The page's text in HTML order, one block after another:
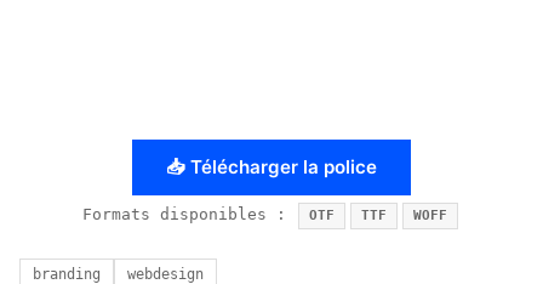
📥 Télécharger la police
Formats disponibles : OTF TTF WOFF
branding webdesign